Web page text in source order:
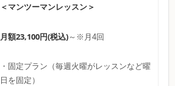
＜マンツーマンレッスン＞
月額23,100円(税込)～※月4回
・固定プラン（毎週火曜がレッスンなど曜
日を固定）